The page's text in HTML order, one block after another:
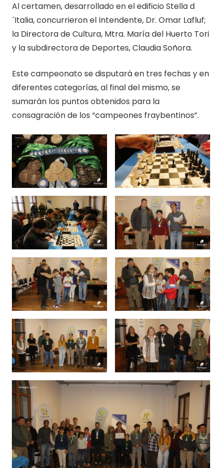
Al certamen, desarrollado en el edificio Stella d
´Italia, concurrieron el Intendente, Dr. Omar Lafluf;
la Directora de Cultura, Mtra. María del Huerto Tori
y la subdirectora de Deportes, Claudia Soñora.
Este campeonato se disputará en tres fechas y en
diferentes categorías, al final del mismo, se
sumarán los puntos obtenidos para la
consagración de los “campeones fraybentinos”.